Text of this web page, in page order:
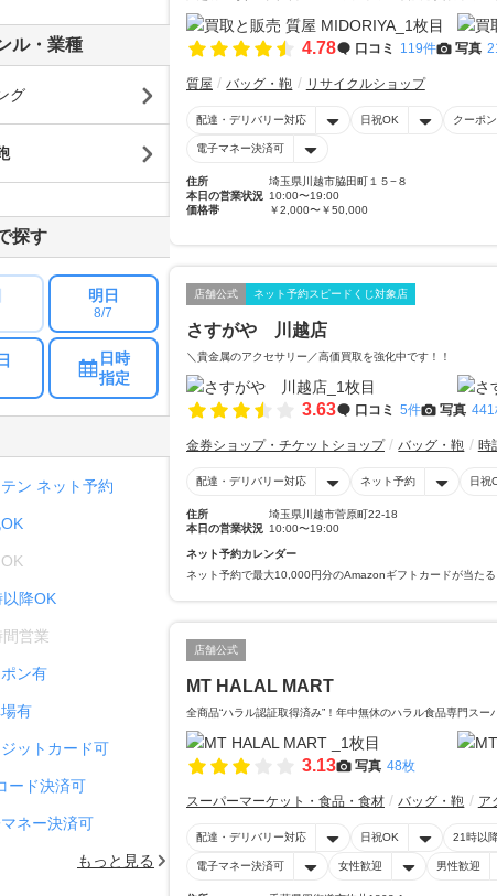
4.78 口コミ 119件 写真
質屋 バッグ・鞄 リサイクルショップ
配達・デリバリー対応 日祝OK クーポ
電子マネー決済可
住所
埼玉県川越市脇田町１５−８
本日の営業状況 10:00〜19:00
価格帯
￥2,000〜￥50,000
店舗公式 ネット予約スピードくじ対象店
さすがや 川越店
＼貴金属のアクセサリー／高価買取を強化中です！！
3.63 口コミ 5件 写真 441
金券ショップ・チケットショップ バッグ・鞄 時
配達・デリバリー対応 ネット予約 日祝
住所
埼玉県川越市菅原町22-18
本日の営業状況 10:00〜19:00
ネット予約カレンダー
ネット予約で最大10,000円分のAmazonギフトカードが当たる
店舗公式
MT HALAL MART
全商品“ハラル認証取得済み”！年中無休のハラル食品専門ス
3.13 写真 48枚
スーパーマーケット・食品・食材 バッグ・鞄 ア
配達・デリバリー対応 日祝OK 21時以
電子マネー決済可 女性歓迎 男性歓迎
ル・業種
グ
探す
明日
8/7
日時
指定
ン ネット予約
降OK
営業
ン有
有
ットカード可
ード決済可
ネー決済可
もっと見る